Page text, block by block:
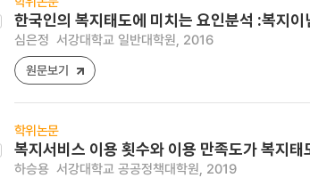
한국인의 복지태도에 미치는 요인분석 :복지
심은정 서강대학교 일반대학원, 2016
원문보기
학위논문
복지서비스 이용 횟수와 이용 만족도가 복지태
하승용 서강대학교 공공정책대학원, 2019